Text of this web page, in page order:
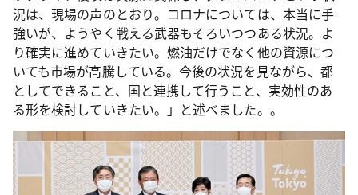
況は、現場の声のとおり。コロナについては、本当に手
強いが、ようやく戦える武器もそろいつつある状況。よ
り確実に進めていきたい。燃油だけでなく他の資源につ
いても市場が高騰している。今後の状況を見ながら、都
としてできること、国と連携して行うこと、実効性のあ
る形を検討していきたい。」と述べました。。